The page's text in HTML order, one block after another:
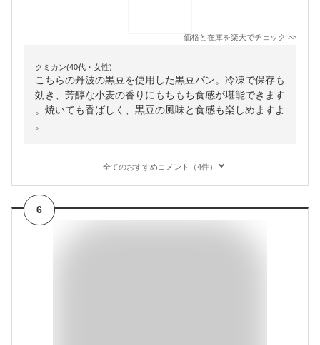
価格と在庫を楽天でチェック >>
クミカン(40代・女性)
こちらの丹波の黒豆を使用した黒豆パン。冷凍で保存も
効き、芳醇な小麦の香りにもちもち食感が堪能できます
。焼いても香ばしく、黒豆の風味と食感も楽しめますよ
。
全てのおすすめコメント（4件）
6